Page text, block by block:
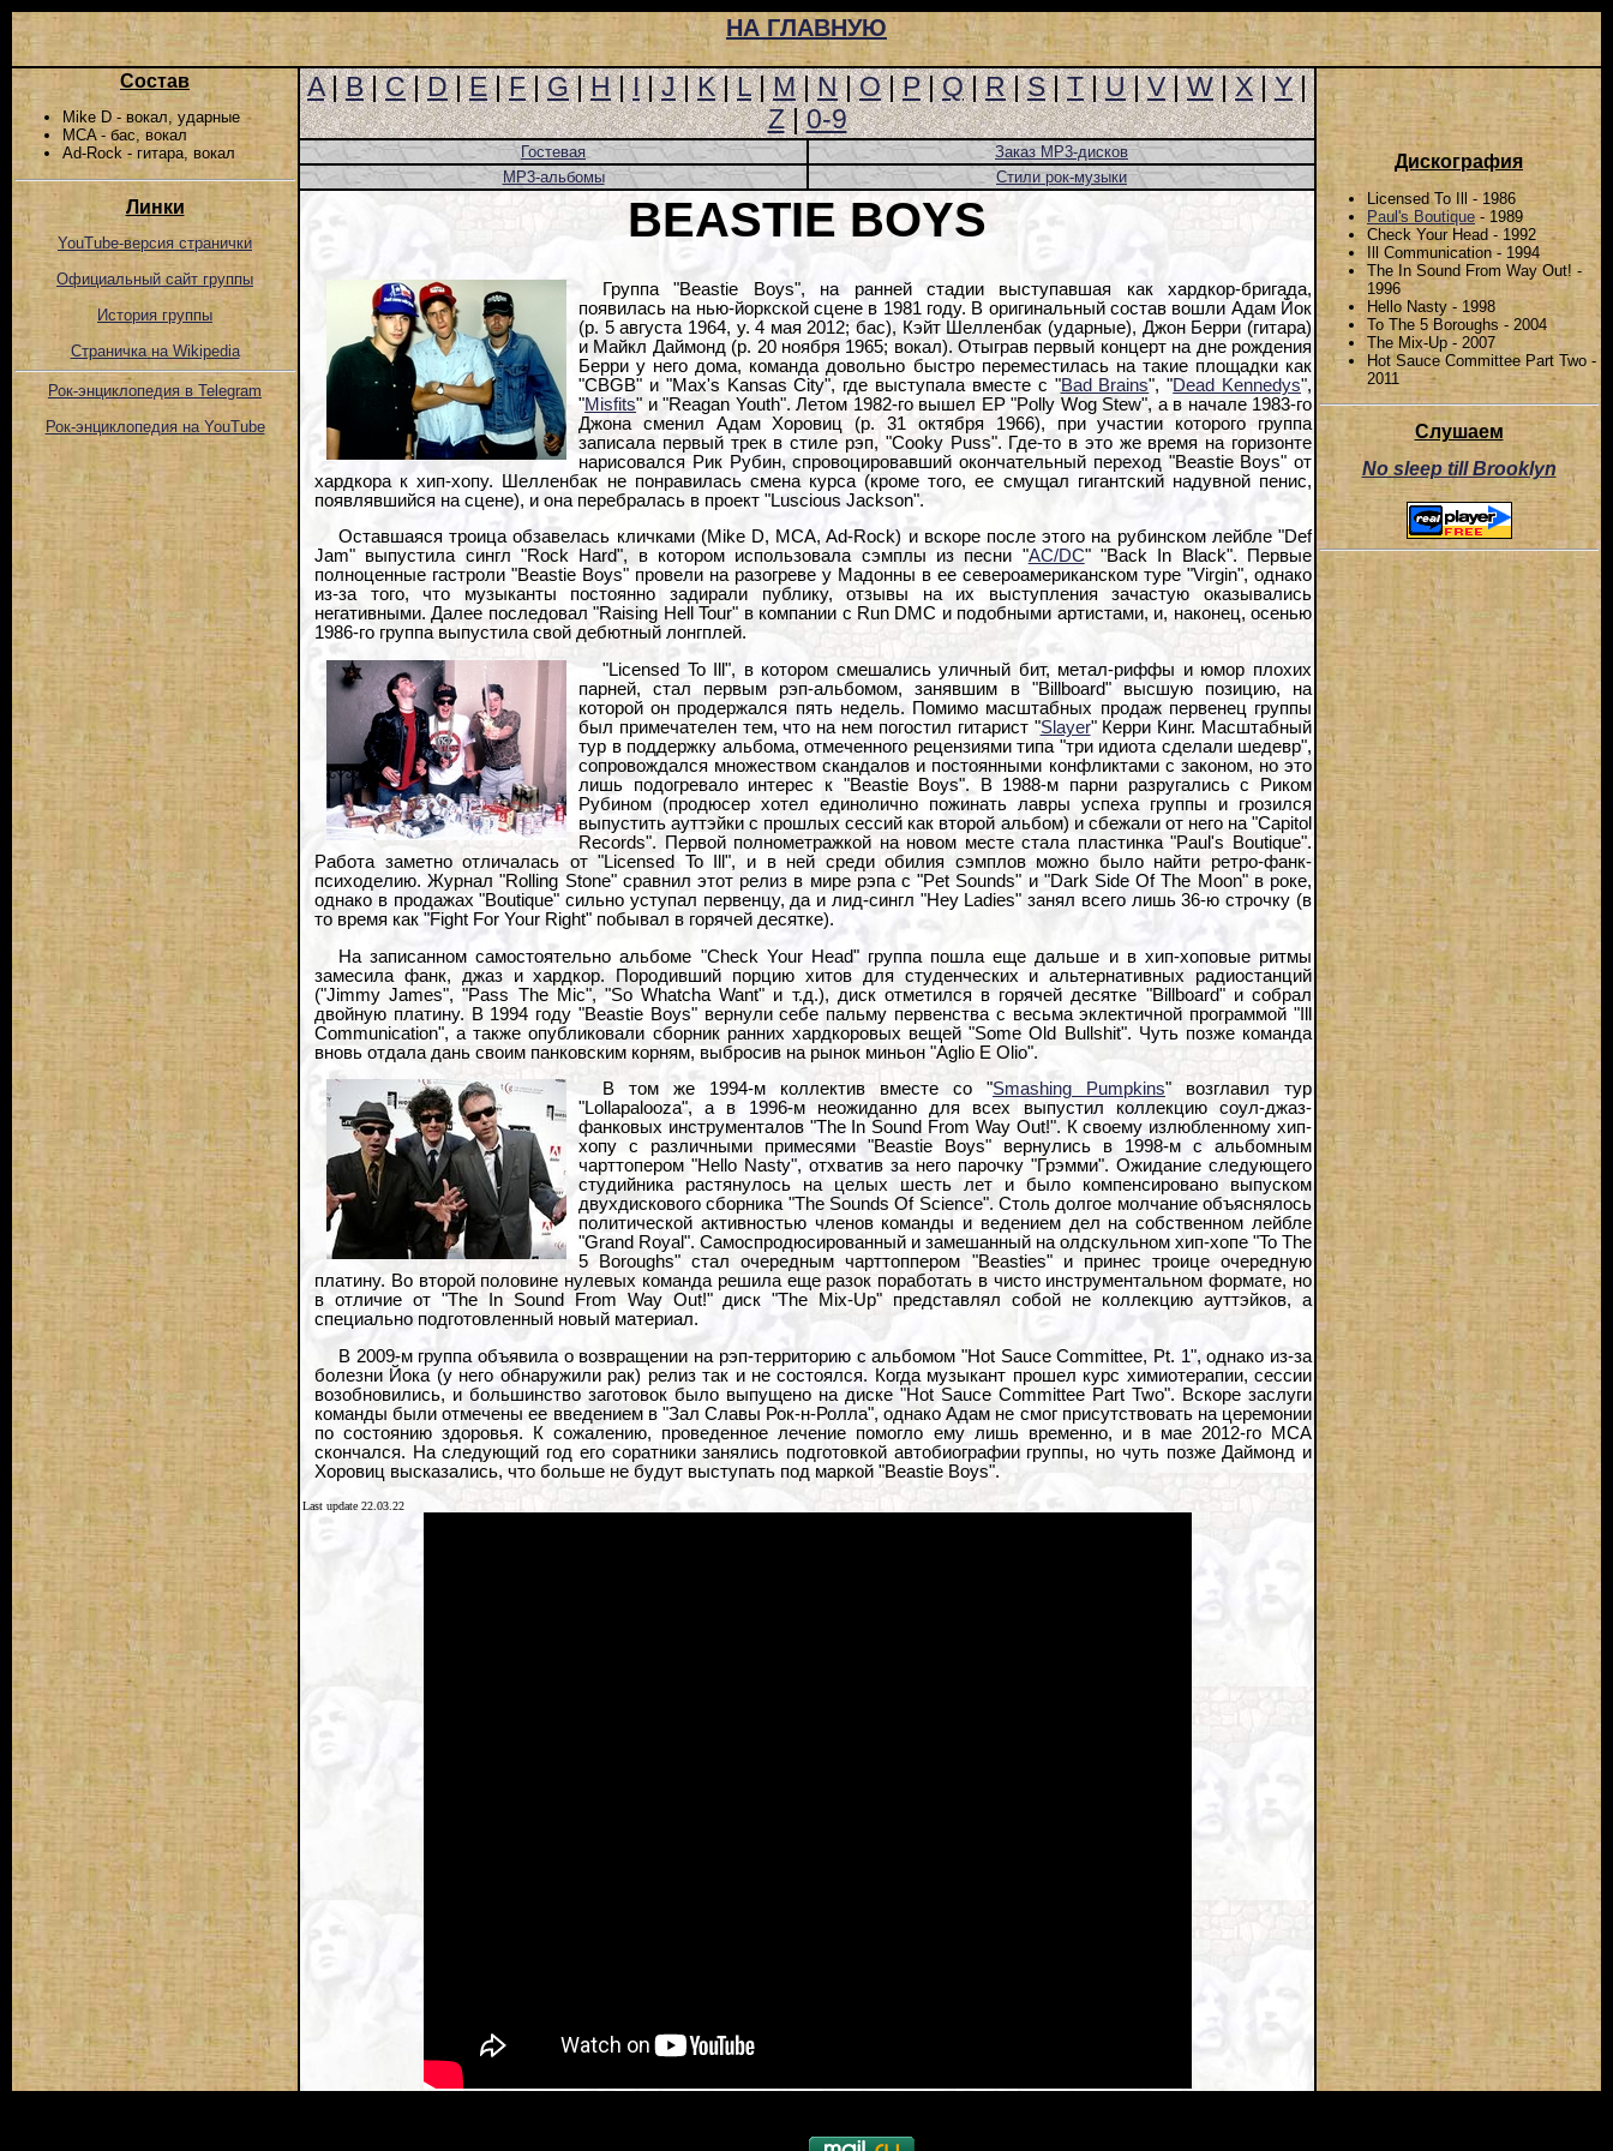
НА ГЛАВНУЮ
Состав
Mike D - вокал, ударные
MCA - бас, вокал
Ad-Rock - гитара, вокал
Линки
YouTube-версия странички
Официальный сайт группы
История группы
Страничка на Wikipedia
Рок-энциклопедия в Telegram
Рок-энциклопедия на YouTube
A|B|C|D|E|F|G|H|I|J|K|L|M|N|O|P|Q|R|S|T|U|V|W|X|Y|
Z|0-9
Дискография
Licensed To Ill - 1986
Paul's Boutique - 1989
Check Your Head - 1992
Ill Communication - 1994
The In Sound From Way Out! -
1996
Hello Nasty - 1998
To The 5 Boroughs - 2004
The Mix-Up - 2007
Hot Sauce Committee Part Two -
2011
Слушаем
No sleep till Brooklyn
Гостевая
Заказ MP3-дисков
MP3-альбомы
Стили рок-музыки
BEASTIE BOYS
Группа "Beastie Boys", на ранней стадии выступавшая как хардкор-бригада,
появилась на нью-йоркской сцене в 1981 году. В оригинальный состав вошли Адам Йок
(р. 5 августа 1964, у. 4 мая 2012; бас), Кэйт Шелленбак (ударные), Джон Берри (гитара)
и Майкл Даймонд (р. 20 ноября 1965; вокал). Отыграв первый концерт на дне рождения
Берри у него дома, команда довольно быстро переместилась на такие площадки как
"CBGB" и "Max's Kansas City", где выступала вместе с "Bad Brains", "Dead Kennedys",
"Misfits" и "Reagan Youth". Летом 1982-го вышел EP "Polly Wog Stew", а в начале 1983-го
Джона сменил Адам Хоровиц (р. 31 октября 1966), при участии которого группа
записала первый трек в стиле рэп, "Cooky Puss". Где-то в это же время на горизонте
нарисовался Рик Рубин, спровоцировавший окончательный переход "Beastie Boys" от
хардкора к хип-хопу. Шелленбак не понравилась смена курса (кроме того, ее смущал гигантский надувной пенис,
появлявшийся на сцене), и она перебралась в проект "Luscious Jackson".
Оставшаяся троица обзавелась кличками (Mike D, MCA, Ad-Rock) и вскоре после этого на рубинском лейбле "Def
Jam" выпустила сингл "Rock Hard", в котором использовала сэмплы из песни "AC/DC" "Back In Black". Первые
полноценные гастроли "Beastie Boys" провели на разогреве у Мадонны в ее североамериканском туре "Virgin", однако
из-за того, что музыканты постоянно задирали публику, отзывы на их выступления зачастую оказывались
негативными. Далее последовал "Raising Hell Tour" в компании с Run DMC и подобными артистами, и, наконец, осенью
1986-го группа выпустила свой дебютный лонгплей.
"Licensed To Ill", в котором смешались уличный бит, метал-риффы и юмор плохих
парней, стал первым рэп-альбомом, занявшим в "Billboard" высшую позицию, на
которой он продержался пять недель. Помимо масштабных продаж первенец группы
был примечателен тем, что на нем погостил гитарист "Slayer" Керри Кинг. Масштабный
тур в поддержку альбома, отмеченного рецензиями типа "три идиота сделали шедевр",
сопровождался множеством скандалов и постоянными конфликтами с законом, но это
лишь подогревало интерес к "Beastie Boys". В 1988-м парни разругались с Риком
Рубином (продюсер хотел единолично пожинать лавры успеха группы и грозился
выпустить ауттэйки с прошлых сессий как второй альбом) и сбежали от него на "Capitol
Records". Первой полнометражкой на новом месте стала пластинка "Paul's Boutique".
Работа заметно отличалась от "Licensed To Ill", и в ней среди обилия сэмплов можно было найти ретро-фанк-
психоделию. Журнал "Rolling Stone" сравнил этот релиз в мире рэпа с "Pet Sounds" и "Dark Side Of The Moon" в роке,
однако в продажах "Boutique" сильно уступал первенцу, да и лид-сингл "Hey Ladies" занял всего лишь 36-ю строчку (в
то время как "Fight For Your Right" побывал в горячей десятке).
На записанном самостоятельно альбоме "Check Your Head" группа пошла еще дальше и в хип-хоповые ритмы
замесила фанк, джаз и хардкор. Породивший порцию хитов для студенческих и альтернативных радиостанций
("Jimmy James", "Pass The Mic", "So Whatcha Want" и т.д.), диск отметился в горячей десятке "Billboard" и собрал
двойную платину. В 1994 году "Beastie Boys" вернули себе пальму первенства с весьма эклектичной программой "Ill
Communication", а также опубликовали сборник ранних хардкоровых вещей "Some Old Bullshit". Чуть позже команда
вновь отдала дань своим панковским корням, выбросив на рынок миньон "Aglio E Olio".
В том же 1994-м коллектив вместе со "Smashing Pumpkins" возглавил тур
"Lollapalooza", а в 1996-м неожиданно для всех выпустил коллекцию соул-джаз-
фанковых инструменталов "The In Sound From Way Out!". К своему излюбленному хип-
хопу с различными примесями "Beastie Boys" вернулись в 1998-м с альбомным
чарттопером "Hello Nasty", отхватив за него парочку "Грэмми". Ожидание следующего
студийника растянулось на целых шесть лет и было компенсировано выпуском
двухдискового сборника "The Sounds Of Science". Столь долгое молчание объяснялось
политической активностью членов команды и ведением дел на собственном лейбле
"Grand Royal". Самоспродюсированный и замешанный на олдскульном хип-хопе "To The
5 Boroughs" стал очередным чарттоппером "Beasties" и принес троице очередную
платину. Во второй половине нулевых команда решила еще разок поработать в чисто инструментальном формате, но
в отличие от "The In Sound From Way Out!" диск "The Mix-Up" представлял собой не коллекцию ауттэйков, а
специально подготовленный новый материал.
В 2009-м группа объявила о возвращении на рэп-территорию с альбомом "Hot Sauce Committee, Pt. 1", однако из-за
болезни Йока (у него обнаружили рак) релиз так и не состоялся. Когда музыкант прошел курс химиотерапии, сессии
возобновились, и большинство заготовок было выпущено на диске "Hot Sauce Committee Part Two". Вскоре заслуги
команды были отмечены ее введением в "Зал Славы Рок-н-Ролла", однако Адам не смог присутствовать на церемонии
по состоянию здоровья. К сожалению, проведенное лечение помогло ему лишь временно, и в мае 2012-го MCA
скончался. На следующий год его соратники занялись подготовкой автобиографии группы, но чуть позже Даймонд и
Хоровиц высказались, что больше не будут выступать под маркой "Beastie Boys".
Last update 22.03.22